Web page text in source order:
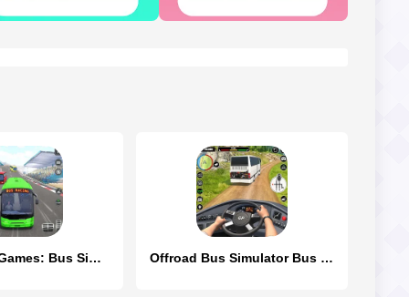
Coach Bus Games: Bus Simulator Offroad Bus Simulator Bus Game